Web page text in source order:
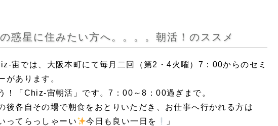
惑星に住みたい方へ。。。。朝活！のススメ
宙では、大阪本町にて毎月二回（第2・4火曜）7：00からのセミ
があります。
！「Chiz-宙朝活」です。7：00～8：00過ぎまで。
後各自その場で朝食をおとりいただき、お仕事へ行かれる方は
いってらっしゃーい
今日も良い一日を
」